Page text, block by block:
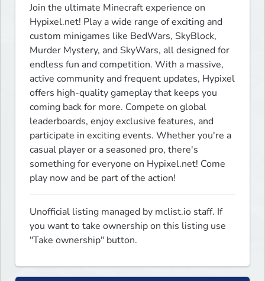
Join the ultimate Minecraft experience on
Hypixel.net! Play a wide range of exciting and
custom minigames like BedWars, SkyBlock,
Murder Mystery, and SkyWars, all designed for
endless fun and competition. With a massive,
active community and frequent updates, Hypixel
offers high-quality gameplay that keeps you
coming back for more. Compete on global
leaderboards, enjoy exclusive features, and
participate in exciting events. Whether you're a
casual player or a seasoned pro, there's
something for everyone on Hypixel.net! Come
play now and be part of the action!
Unofficial listing managed by mclist.io staff. If
you want to take ownership on this listing use
"Take ownership" button.